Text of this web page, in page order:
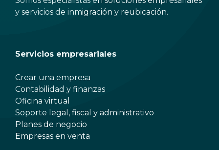
y servicios de inmigración y reubicación.
Servicios empresariales
Crear una empresa
Contabilidad y finanzas
Oficina virtual
Soporte legal, fiscal y administrativo
Planes de negocio
Empresas en venta